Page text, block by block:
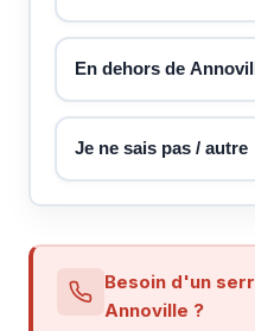
En dehors de
Je ne sais pas / autre
Besoin d'un
Annoville ?